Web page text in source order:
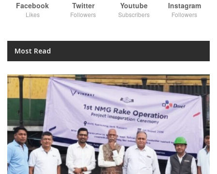
Facebook
Likes
Twitter
Followers
Youtube
Subscribers
Instagram
Followers
Most Read